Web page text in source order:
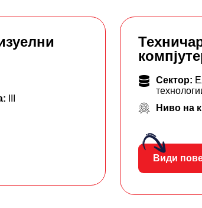
Сектор:
Ниво на
Види